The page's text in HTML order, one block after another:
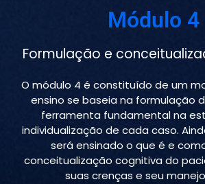
Módulo 4
Formulação e
O módulo 4 é constituído de um
ensino se baseia na formulação
ferramenta fundamental na
individualização de cada caso.
será ensinado o que é e
conceitualização cognitiva do
suas crenças e seu